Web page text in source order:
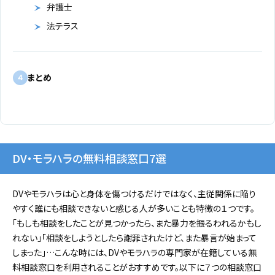
弁護士
法テラス
4 まとめ
DV・モラハラの無料相談窓口7選
DVやモラハラは心と身体を傷つけるだけではなく、主従関係に陥り
やすく誰にも相談できないと感じる人が多いことも特徴の１つです。
「もしも相談をしたことが見つかったら、また暴力を振るわれるかもし
れない」「相談をしようとしたら謝罪されたけど、また暴言が始まって
しまった」…こんな時には、DVやモラハラの専門家が在籍している無
料相談窓口を利用されることがおすすめです。以下に７つの相談窓口